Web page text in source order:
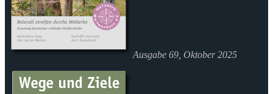
Ausgabe 69, Oktober 2025